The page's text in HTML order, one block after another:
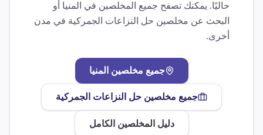
حاليًا. يمكنك تصفح جميع المخلصين في المنيا أو
البحث عن مخلصين حل النزاعات الجمركية في مدن
أخرى.
جميع مخلصين المنيا
جميع مخلصين حل النزاعات الجمركية
دليل المخلصين الكامل